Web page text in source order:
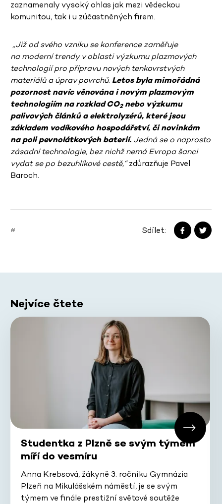
zaznamenaly vysoký ohlas jak mezi vědeckou
komunitou, tak i u zúčastněných firem.
„Již od svého vzniku se konference zaměřuje
na moderní trendy v oblasti výzkumu plazmových
technologií pro přípravu nových tenkovrstvých
materiálů a úprav povrchů. Letos byla mimořádná
pozornost navíc věnována i novým plazmovým
technologiím na rozklad CO2nebo výzkumu
palivových článků a elektrolyzérů, které jsou
základem vodíkového hospodářství, či novinkám
na poli pevnolátkových baterií. Jedná se o naprosto
zásadní technologie, bez nichž nemá Evropa šanci
vydat se po bezuhlíkové cestě,“zdůrazňuje Pavel
Baroch.
# Sdílet:
Nejvíce čtete
Studentka z Plzně se svým týmem
míří do vesmíru
Anna Krebsová, žákyně 3. ročníku Gymnázia
Plzeň na Mikulášském náměstí, je se svým
týmem ve finále prestižní světové soutěže